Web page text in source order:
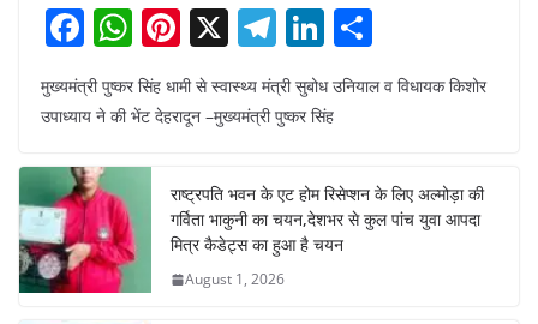
F
a
c
b
o
o
k
W
h
at
A
p
p
Pi
nt
er
e
st
X T
el
e
gr
a
m
Li
n
k
dI
n
ar
मुख्यमंत्री पुष्कर सिंह धामी से स्वास्थ्य मंत्री सुबोध उनियाल व विधायक किशोर
उपाध्याय ने की भेंट देहरादून –मुख्यमंत्री पुष्कर सिंह
राष्ट्रपति भवन के एट होम रिसेप्शन के लिए अल्मोड़ा की
गर्विता भाकुनी का चयन,देशभर से कुल पांच युवा आपदा
मित्र कैडेट्स का हुआ है चयन
August 1, 2026